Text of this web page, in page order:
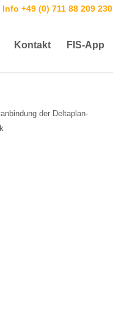
Info +49 (0) 711 88 209 230
Kontakt FIS-App
der Deltaplan-